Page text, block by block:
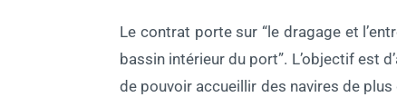
Le contrat porte sur “le dragage et
bassin intérieur du port”. L’objectif est
de pouvoir accueillir des navires de